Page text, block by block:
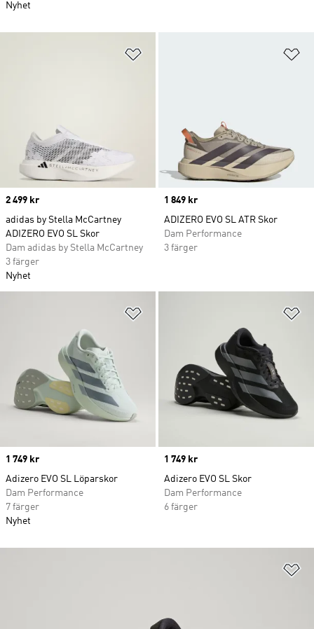
Price
2 499 kr
adidas by Stella McCartney
ADIZERO EVO SL Skor
Dam adidas by Stella McCartney
3 färger
Nyhet
Price
1 849 kr
ADIZERO EVO SL ATR Skor
Dam Performance
3 färger
Price
1 749 kr
Adizero EVO SL Löparskor
Dam Performance
7 färger
Nyhet
Price
1 749 kr
Adizero EVO SL Skor
Dam Performance
6 färger
Nyhet